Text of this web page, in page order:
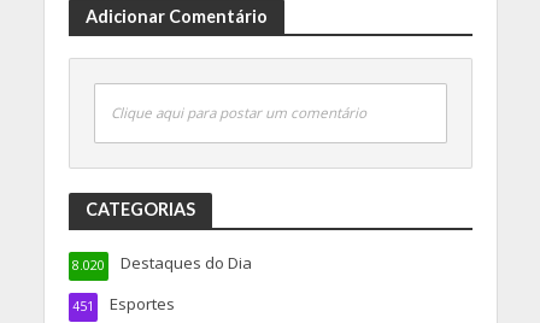
Adicionar Comentário
Clique aqui para postar um comentário
CATEGORIAS
Destaques do Dia
8.020
Esportes
451